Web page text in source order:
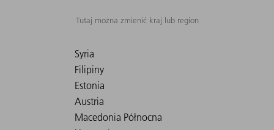
Tutaj można zmienić kraj lub region